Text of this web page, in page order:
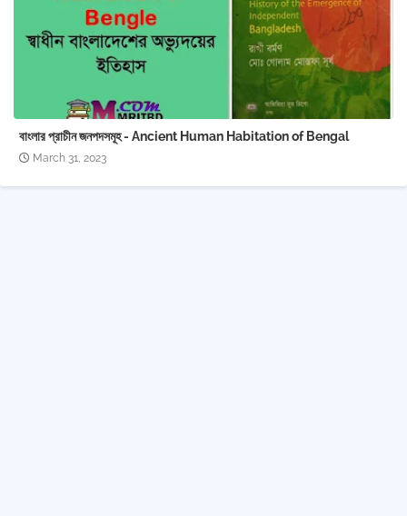
বাংলার প্রাচীন জনপদসমূহ - Ancient Human Habitation of Bengal
March 31, 2023